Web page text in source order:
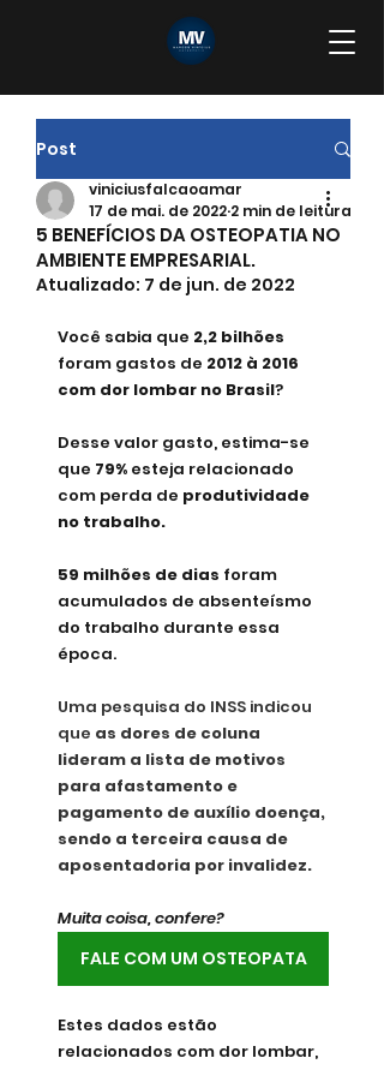
Post
5 BENEFÍCIOS DA OSTEOPATIA NO
AMBIENTE EMPRESARIAL.
viniciusfalcaoamar
17 de mai. de 2022 2 min de leitura
Atualizado: 7 de jun. de 2022
Você sabia que 2,2 bilhões
foram gastos de 2012 à 2016
com dor lombar no Brasil?
Desse valor gasto, estima-se
que 79% esteja relacionado
com perda de produtividade
no trabalho.
59 milhões de dias foram
acumulados de absenteísmo
do trabalho durante essa
época.
Uma pesquisa do INSS indicou
que as dores de coluna
lideram a lista de motivos
para afastamento e
pagamento de auxílio doença,
sendo a terceira causa de
aposentadoria por invalidez.
Muita coisa, confere?
FALE COM UM OSTEOPATA
Estes dados estão
relacionados com dor lombar,